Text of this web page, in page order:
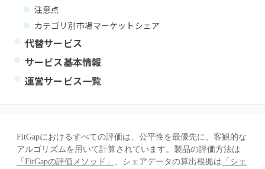
注意点
カテゴリ別市場マーケットシェア
代替サービス
サービス基本情報
運営サービス一覧
FitGapにおけるすべての評価は、公平性を最優先に、客観的な
アルゴリズムを用いて計算されています。製品の評価方法は
「FitGapの評価メソッド」 、シェアデータの算出根拠は 「シェ